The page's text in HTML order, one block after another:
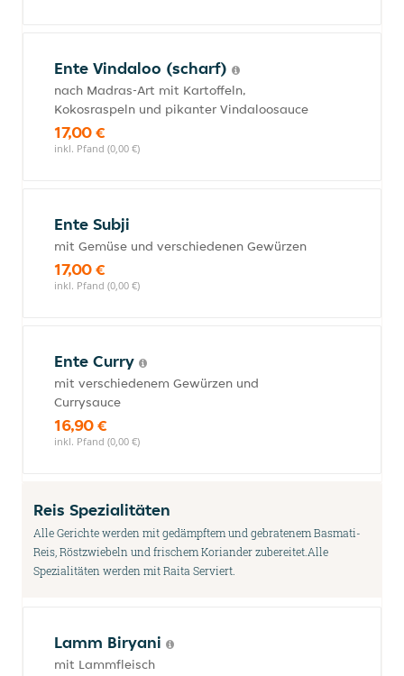
Ente Vindaloo (scharf)
nach Madras-Art mit Kartoffeln,
Kokosraspeln und pikanter Vindaloosauce
17,00 €
inkl. Pfand (0,00 €)
Ente Subji
mit Gemüse und verschiedenen Gewürzen
17,00 €
inkl. Pfand (0,00 €)
Ente Curry
mit verschiedenem Gewürzen und
Currysauce
16,90 €
inkl. Pfand (0,00 €)
Reis Spezialitäten
Alle Gerichte werden mit gedämpftem und gebratenem Basmati-
Reis, Röstzwiebeln und frischem Koriander zubereitet.Alle
Spezialitäten werden mit Raita Serviert.
Lamm Biryani
mit Lammfleisch